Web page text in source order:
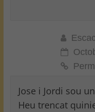
Jose i Jordi sou
Heu trencat